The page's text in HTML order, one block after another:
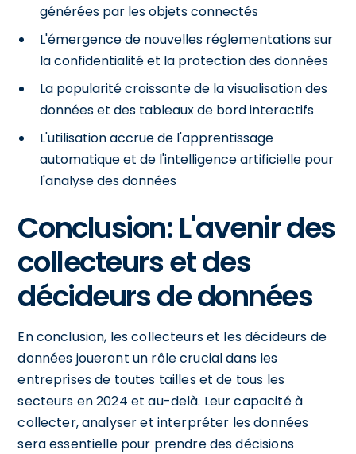
générées par les objets connectés
L'émergence de nouvelles réglementations sur
la confidentialité et la protection des données
La popularité croissante de la visualisation des
données et des tableaux de bord interactifs
L'utilisation accrue de l'apprentissage
automatique et de l'intelligence artificielle pour
l'analyse des données
Conclusion: L'avenir des
collecteurs et des
décideurs de données
En conclusion, les collecteurs et les décideurs de
données joueront un rôle crucial dans les
entreprises de toutes tailles et de tous les
secteurs en 2024 et au-delà. Leur capacité à
collecter, analyser et interpréter les données
sera essentielle pour prendre des décisions